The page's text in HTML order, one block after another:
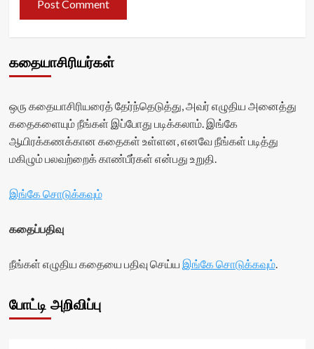
கதையாசிரியர்கள்
ஒரு கதையாசிரியரைத் தேர்ந்தெடுத்து, அவர் எழுதிய அனைத்து
கதைகளையும் நீங்கள் இப்போது படிக்கலாம். இங்கே
ஆயிரக்கணக்கான கதைகள் உள்ளன, எனவே நீங்கள் படித்து
மகிழும் பலவற்றைக் காண்பீர்கள் என்பது உறுதி.
இங்கே சொடுக்கவும்
கதைப்பதிவு
நீங்கள் எழுதிய கதையை பதிவு செய்ய இங்கே சொடுக்கவும்.
போட்டி அறிவிப்பு